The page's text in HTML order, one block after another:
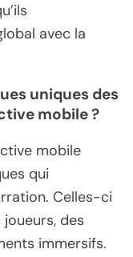
avec la
uniques des
mobile ?
mobile
qui
Celles-ci
des
immersifs.